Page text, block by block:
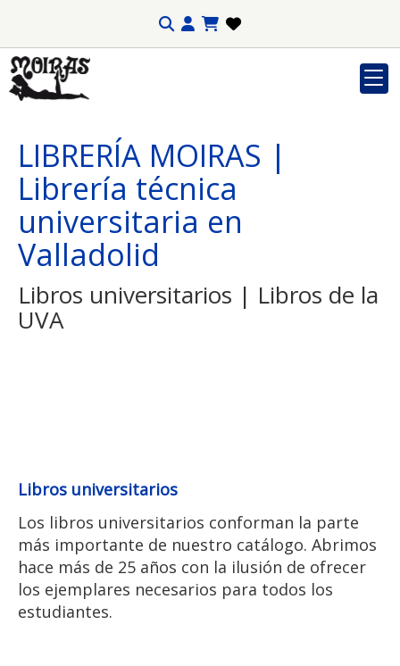
LIBRERÍA MOIRAS |
Librería técnica
universitaria en
Valladolid
Libros universitarios | Libros de la
UVA
Libros universitarios
Los libros universitarios conforman la parte
más importante de nuestro catálogo. Abrimos
hace más de 25 años con la ilusión de ofrecer
los ejemplares necesarios para todos los
estudiantes.